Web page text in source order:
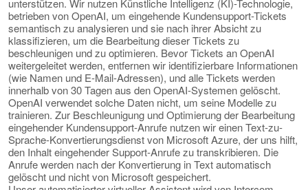
unterstützen. Wir nutzen Künstliche Intelligenz (KI)-Technologie,
betrieben von OpenAI, um eingehende Kundensupport-Tickets
semantisch zu analysieren und sie nach ihrer Absicht zu
klassifizieren, um die Bearbeitung dieser Tickets zu
beschleunigen und zu optimieren. Bevor Tickets an OpenAI
weitergeleitet werden, entfernen wir identifizierbare Informationen
(wie Namen und E-Mail-Adressen), und alle Tickets werden
innerhalb von 30 Tagen aus den OpenAI-Systemen gelöscht.
OpenAI verwendet solche Daten nicht, um seine Modelle zu
trainieren. Zur Beschleunigung und Optimierung der Bearbeitung
eingehender Kundensupport-Anrufe nutzen wir einen Text-zu-
Sprache-Konvertierungsdienst von Microsoft Azure, der uns hilft,
den Inhalt eingehender Support-Anrufe zu transkribieren. Die
Anrufe werden nach der Konvertierung in Text automatisch
gelöscht und nicht von Microsoft gespeichert.